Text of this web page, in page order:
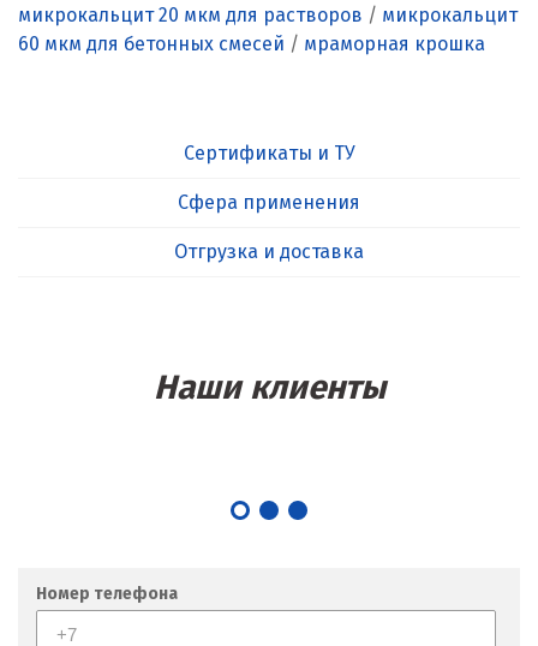
микрокальцит 20 мкм для растворов / микрокальцит
60 мкм для бетонных смесей / мраморная крошка
Сертификаты и ТУ
Сфера применения
Отгрузка и доставка
Наши клиенты
Номер телефона